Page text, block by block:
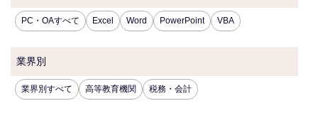
PC・OAすべて Excel Word PowerPoint VBA
業界別
業界別すべて 高等教育機関 税務・会計